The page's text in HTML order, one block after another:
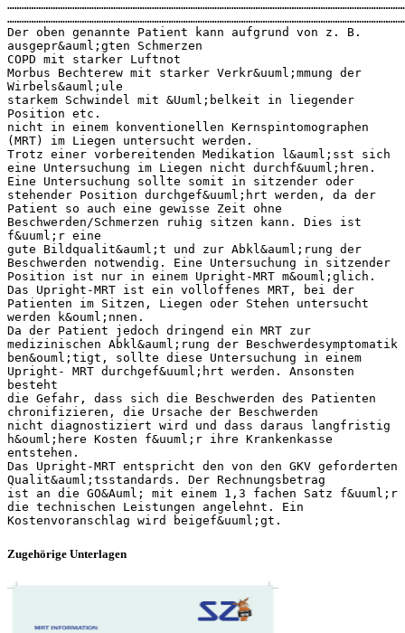
Der oben genannte Patient kann aufgrund von z. B.
ausgepr&auml;gten Schmerzen
COPD mit starker Luftnot
Morbus Bechterew mit starker Verkr&uuml;mmung der
Wirbels&auml;ule
starkem Schwindel mit &Uuml;belkeit in liegender
Position etc.
nicht in einem konventionellen Kernspintomographen
(MRT) im Liegen untersucht werden.
Trotz einer vorbereitenden Medikation l&auml;sst sich
eine Untersuchung im Liegen nicht durchf&uuml;hren.
Eine Untersuchung sollte somit in sitzender oder
stehender Position durchgef&uuml;hrt werden, da der
Patient so auch eine gewisse Zeit ohne
Beschwerden/Schmerzen ruhig sitzen kann. Dies ist
f&uuml;r eine
gute Bildqualit&auml;t und zur Abkl&auml;rung der
Beschwerden notwendig. Eine Untersuchung in sitzender
Position ist nur in einem Upright-MRT m&ouml;glich.
Das Upright-MRT ist ein volloffenes MRT, bei der
Patienten im Sitzen, Liegen oder Stehen untersucht
werden k&ouml;nnen.
Da der Patient jedoch dringend ein MRT zur
medizinischen Abkl&auml;rung der Beschwerdesymptomatik
ben&ouml;tigt, sollte diese Untersuchung in einem
Upright- MRT durchgef&uuml;hrt werden. Ansonsten
besteht
die Gefahr, dass sich die Beschwerden des Patienten
chronifizieren, die Ursache der Beschwerden
nicht diagnostiziert wird und dass daraus langfristig
h&ouml;here Kosten f&uuml;r ihre Krankenkasse
entstehen.
Das Upright-MRT entspricht den von den GKV geforderten
Qualit&auml;tsstandards. Der Rechnungsbetrag
ist an die GO&Auml; mit einem 1,3 fachen Satz f&uuml;r
die technischen Leistungen angelehnt. Ein
Zugehörige Unterlagen